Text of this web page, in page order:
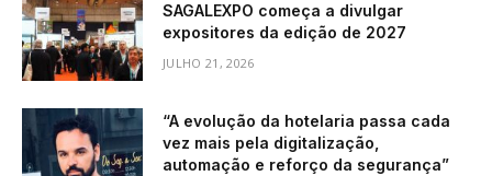
SAGALEXPO começa a divulgar
expositores da edição de 2027
JULHO 21, 2026
“A evolução da hotelaria passa cada
vez mais pela digitalização,
automação e reforço da segurança”